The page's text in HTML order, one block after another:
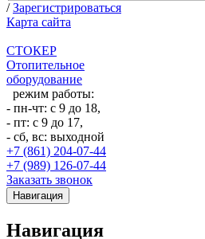
/Зарегистрироваться
Карта сайта
СТОКЕР
Отопительное
оборудование
режим работы:
- пн-чт: с 9 до 18,
- пт: с 9 до 17,
- сб, вс: выходной
+7 (861) 204-07-44
+7 (989) 126-07-44
Заказать звонок
Навигация
Навигация